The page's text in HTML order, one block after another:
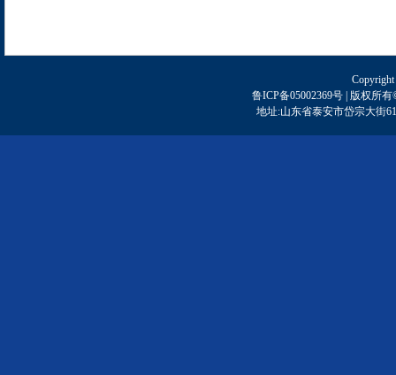
鲁ICP备05002369号 | 版权所
地址:山东省泰安市岱宗大街61